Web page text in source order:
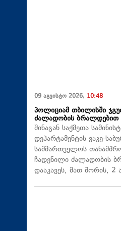
09 აგვისტო 2026, 10:48
პოლიციამ თბილისში
ძალადობის ბრალდებით
შინაგან საქმეთა
დეპარტამენტის ვაკე-
სამმართველოს
ჩადენილი ძალადობის
დააკავეს, მათ შორის,